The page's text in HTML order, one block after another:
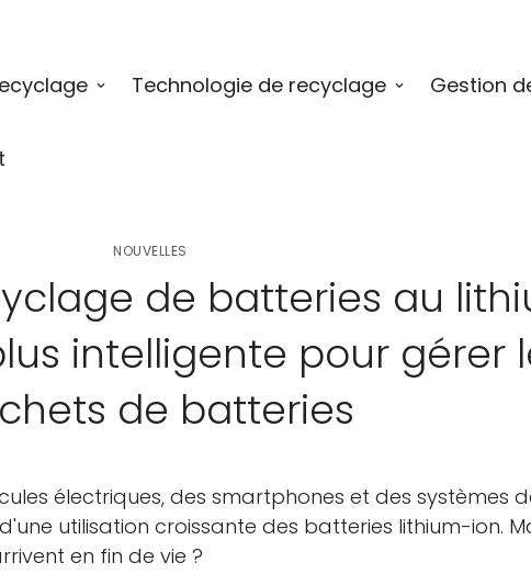
Technologie de recyclage Gestion
NOUVELLES
de batteries au
intelligente pour gérer
de batteries
électriques, des smartphones et des systèmes
utilisation croissante des batteries lithium-ion.
en fin de vie ?